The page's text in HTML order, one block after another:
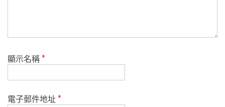
顯示名稱*
電子郵件地址*